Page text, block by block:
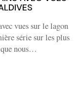
vues sur le lagon
série sur les plus
que nous…